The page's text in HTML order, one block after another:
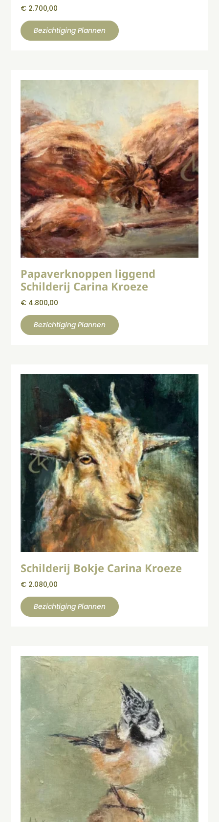
€ 2.700,00
Bezichtiging Plannen
Papaverknoppen liggend
Schilderij Carina Kroeze
€ 4.800,00
Bezichtiging Plannen
Schilderij Bokje Carina Kroeze
€ 2.080,00
Bezichtiging Plannen